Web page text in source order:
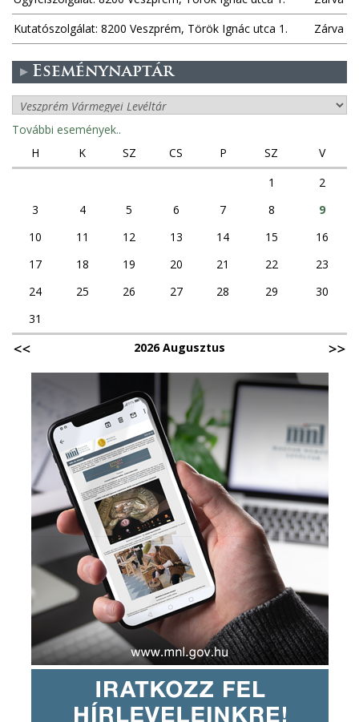
k
Kutatószolgálat: 8200 Veszprém, Török Ignác utca 1.
Zárva
Eseménynaptár
További események..
H
K SZ CS P SZ
V
1
2
3
4 5 6 7 8
9
10
11 12 13 14 15
16
17
18 19 20 21 22
23
24
25 26 27 28 29
30
31
2026 Augusztus